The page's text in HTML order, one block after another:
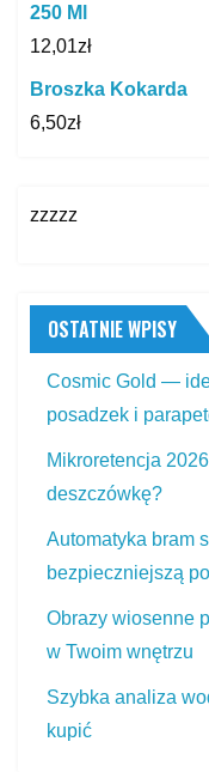
250 Ml
12,01zł
Broszka Kokarda
6,50zł
zzzzz
OSTATNIE WPISY
Cosmic Gold —
posadzek i
Mikroretencja
deszczówkę?
Automatyka bram
bezpieczniejszą
Obrazy wiosenne
w Twoim wnętrzu
Szybka analiza
kupić